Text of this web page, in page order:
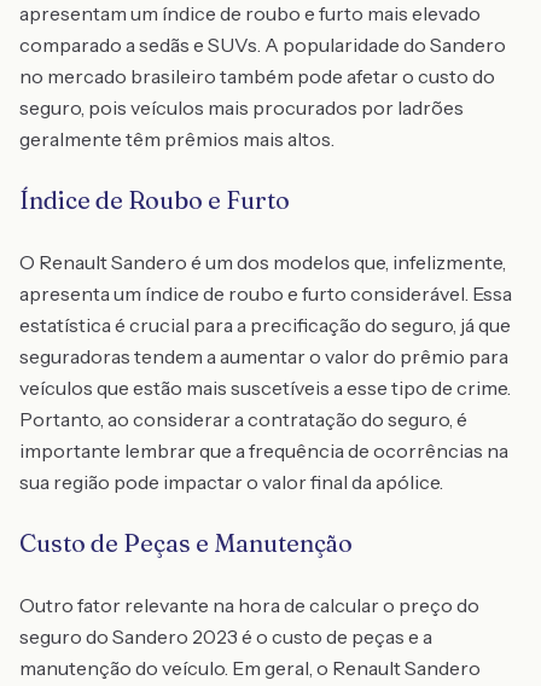
apresentam um índice de roubo e furto mais elevado
comparado a sedãs e SUVs. A popularidade do Sandero
no mercado brasileiro também pode afetar o custo do
seguro, pois veículos mais procurados por ladrões
geralmente têm prêmios mais altos.
Índice de Roubo e Furto
O Renault Sandero é um dos modelos que, infelizmente,
apresenta um índice de roubo e furto considerável. Essa
estatística é crucial para a precificação do seguro, já que
seguradoras tendem a aumentar o valor do prêmio para
veículos que estão mais suscetíveis a esse tipo de crime.
Portanto, ao considerar a contratação do seguro, é
importante lembrar que a frequência de ocorrências na
sua região pode impactar o valor final da apólice.
Custo de Peças e Manutenção
Outro fator relevante na hora de calcular o preço do
seguro do Sandero 2023 é o custo de peças e a
manutenção do veículo. Em geral, o Renault Sandero